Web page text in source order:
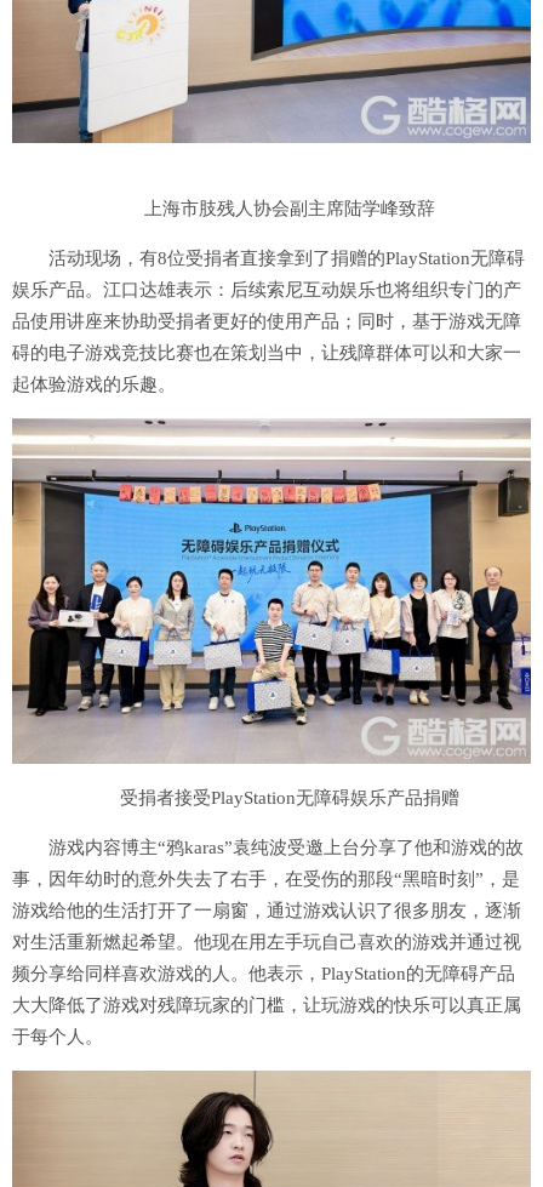
上海市肢残人协会副主席陆学峰致辞
活动现场，有8位受捐者直接拿到了捐赠的PlayStation无障碍
娱乐产品。江口达雄表示：后续索尼互动娱乐也将组织专门的产
品使用讲座来协助受捐者更好的使用产品；同时，基于游戏无障
碍的电子游戏竞技比赛也在策划当中，让残障群体可以和大家一
起体验游戏的乐趣。
受捐者接受PlayStation无障碍娱乐产品捐赠
游戏内容博主“鸦karas”袁纯波受邀上台分享了他和游戏的故
事，因年幼时的意外失去了右手，在受伤的那段“黑暗时刻”，是
游戏给他的生活打开了一扇窗，通过游戏认识了很多朋友，逐渐
对生活重新燃起希望。他现在用左手玩自己喜欢的游戏并通过视
频分享给同样喜欢游戏的人。他表示，PlayStation的无障碍产品
大大降低了游戏对残障玩家的门槛，让玩游戏的快乐可以真正属
于每个人。